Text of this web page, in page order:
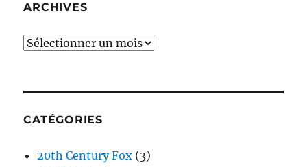
ARCHIVES
Archives
CATÉGORIES
20th Century Fox (3)